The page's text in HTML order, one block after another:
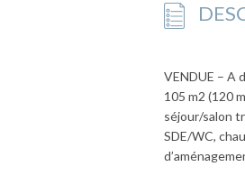
VENDUE – A
105 m2 (120
séjour/salon
SDE/WC,